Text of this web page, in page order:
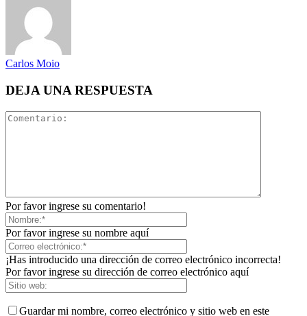
Carlos Moio
DEJA UNA RESPUESTA
Por favor ingrese su comentario!
Por favor ingrese su nombre aquí
¡Has introducido una dirección de correo electrónico incorrecta!
Por favor ingrese su dirección de correo electrónico aquí
Guardar mi nombre, correo electrónico y sitio web en este